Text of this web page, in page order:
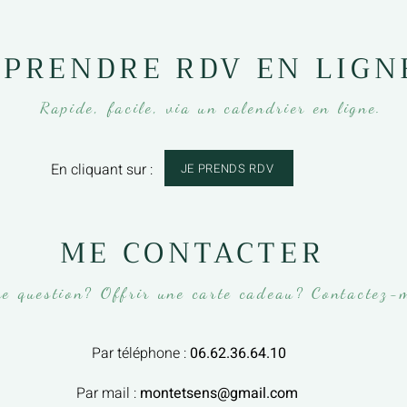
PRENDRE RDV EN
Rapide, facile, via un calendrier en ligne.
En cliquant sur : JE PRENDS RDV
ME CONTACTER
question? Offrir une carte cadeau? Contactez-
Par téléphone :06.62.36.64.10
Par mail : montetsens@gmail.com